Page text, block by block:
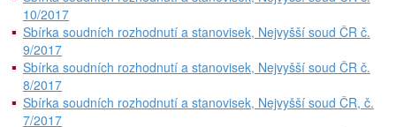
10/2017
Sbírka soudních rozhodnutí a stanovisek, Nejvyšší soud ČR č.
9/2017
Sbírka soudních rozhodnutí a stanovisek, Nejvyšší soud ČR č.
8/2017
Sbírka soudních rozhodnutí a stanovisek, Nejvyšší soud ČR, č.
7/2017